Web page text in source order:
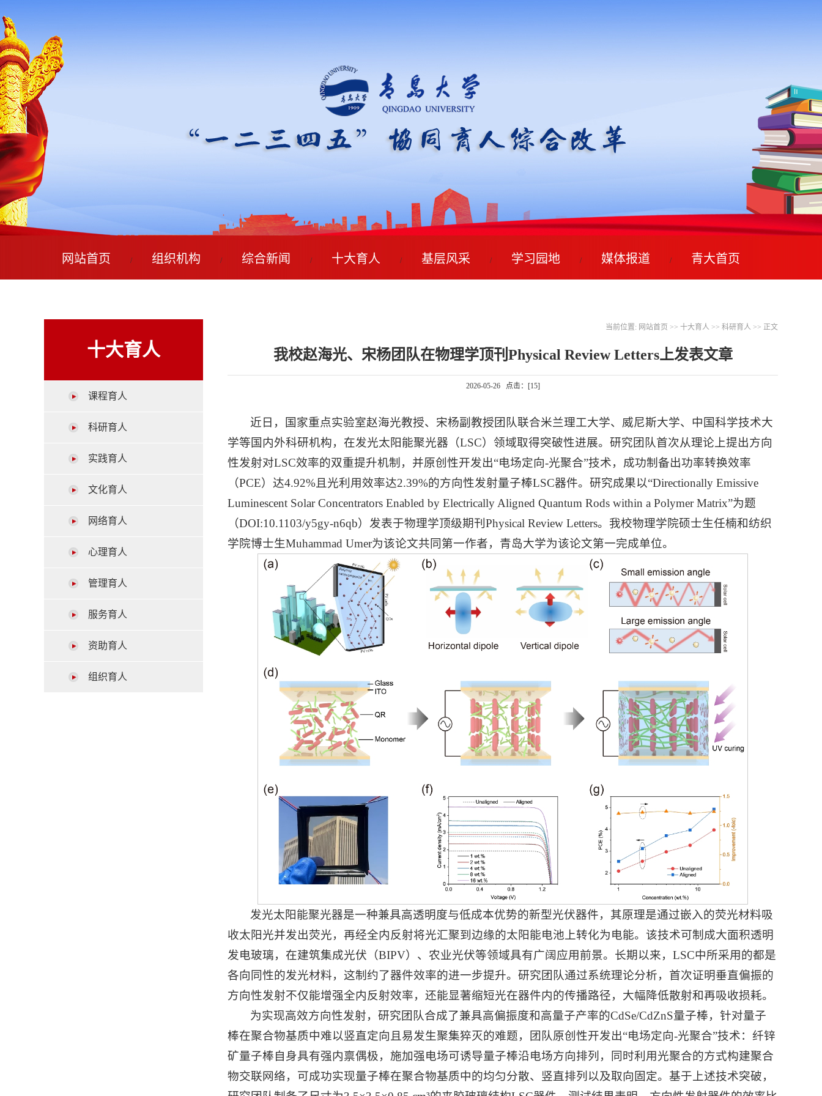
网站首页 / 组织机构 / 综合新闻 / 十大育人 / 基层风采 / 学习园地 / 媒体报道 / 青大首页
十大育人
课程育人
科研育人
实践育人
文化育人
网络育人
心理育人
管理育人
服务育人
资助育人
组织育人
当前位置: 网站首页 >> 十大育人 >> 科研育人 >> 正文
我校赵海光、宋杨团队在物理学顶刊Physical Review Letters上发表文章
2026-05-26 点击：[15]
近日，国家重点实验室赵海光教授、宋杨副教授团队联合米兰理工大学、威尼斯大学、中国科学技术大
学等国内外科研机构，在发光太阳能聚光器（LSC）领域取得突破性进展。研究团队首次从理论上提出方向
性发射对LSC效率的双重提升机制，并原创性开发出“电场定向-光聚合”技术，成功制备出功率转换效率
（PCE）达4.92%且光利用效率达2.39%的方向性发射量子棒LSC器件。研究成果以“Directionally Emissive
Luminescent Solar Concentrators Enabled by Electrically Aligned Quantum Rods within a Polymer Matrix”为题
（DOI:10.1103/y5gy-n6qb）发表于物理学顶级期刊Physical Review Letters。我校物理学院硕士生任楠和纺织
学院博士生Muhammad Umer为该论文共同第一作者，青岛大学为该论文第一完成单位。
发光太阳能聚光器是一种兼具高透明度与低成本优势的新型光伏器件，其原理是通过嵌入的荧光材料吸
收太阳光并发出荧光，再经全内反射将光汇聚到边缘的太阳能电池上转化为电能。该技术可制成大面积透明
发电玻璃，在建筑集成光伏（BIPV）、农业光伏等领域具有广阔应用前景。长期以来，LSC中所采用的都是
各向同性的发光材料，这制约了器件效率的进一步提升。研究团队通过系统理论分析，首次证明垂直偏振的
方向性发射不仅能增强全内反射效率，还能显著缩短光在器件内的传播路径，大幅降低散射和再吸收损耗。
为实现高效方向性发射，研究团队合成了兼具高偏振度和高量子产率的CdSe/CdZnS量子棒，针对量子
棒在聚合物基质中难以竖直定向且易发生聚集猝灭的难题，团队原创性开发出“电场定向-光聚合”技术：纤锌
矿量子棒自身具有强内禀偶极，施加强电场可诱导量子棒沿电场方向排列，同时利用光聚合的方式构建聚合
物交联网络，可成功实现量子棒在聚合物基质中的均匀分散、竖直排列以及取向固定。基于上述技术突破，